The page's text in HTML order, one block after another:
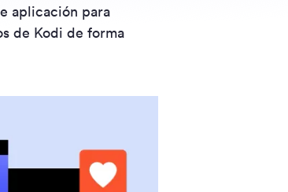
aplicación para
de Kodi de forma